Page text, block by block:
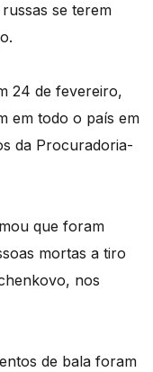
se terem
24 de fevereiro,
em todo o país em
da Procuradoria-
que foram
mortas a tiro
nos
de bala foram